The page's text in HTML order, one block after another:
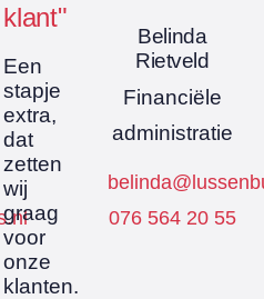
klant"
Een
stapje
extra,
dat
zetten
wij
graag
voor
onze
klanten.
Belinda
Rietveld
Financiële
administratie
076 564 20 55